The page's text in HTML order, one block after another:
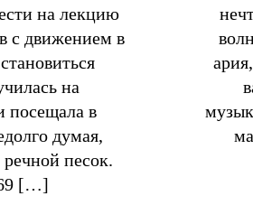
на лекцию
с движением в
на
посещала в
думая,
песок.
[…]